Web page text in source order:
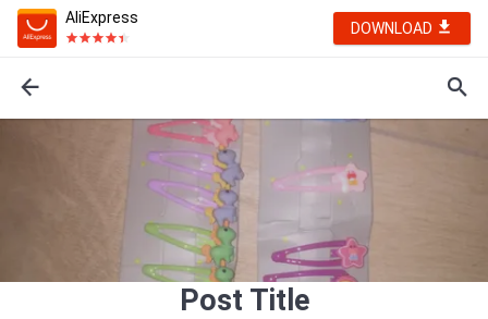
AliExpress
DOWNLOAD
Post Title